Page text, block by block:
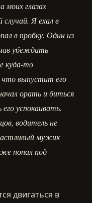
моих глазах
Я ехал в
в пробку. Один из
убеждать
куда-то
что выпустит его
орать и биться
успокаивать.
водитель не
мужик
попал под
двигаться в